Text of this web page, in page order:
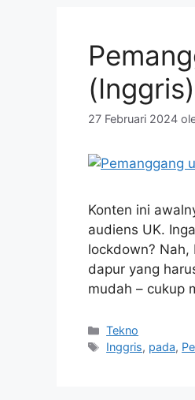
(Inggris)
27 Februari 2024
Konten ini
audiens UK.
lockdown?
dapur yang
mudah – cukup
Kategori
Tekno
Tag
Inggris, pada,